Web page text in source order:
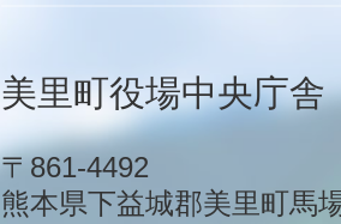
美里町役場中央庁舎
〒861-4492
熊本県下益城郡美里町馬